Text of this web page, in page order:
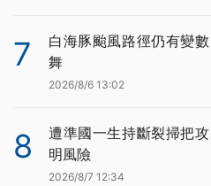
7
白海豚颱風路徑仍有變
舞
2026/8/6 13:02
8
遭準國一生持斷裂掃把
明風險
2026/8/7 12:34